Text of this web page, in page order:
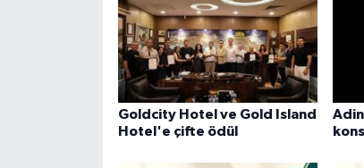
Goldcity Hotel ve Gold Island
Hotel'e çifte ödül